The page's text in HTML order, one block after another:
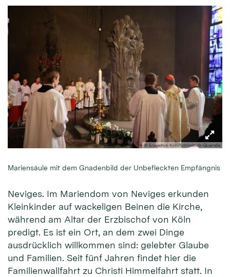
© Erzbistum Köln/Schlimbach-Quarrella
Mariensäule mit dem Gnadenbild der Unbefleckten Empfängnis
Neviges. Im Mariendom von Neviges erkunden
Kleinkinder auf wackeligen Beinen die Kirche,
während am Altar der Erzbischof von Köln
predigt. Es ist ein Ort, an dem zwei Dinge
ausdrücklich willkommen sind: gelebter Glaube
und Familien. Seit fünf Jahren findet hier die
Familienwallfahrt zu Christi Himmelfahrt statt. In